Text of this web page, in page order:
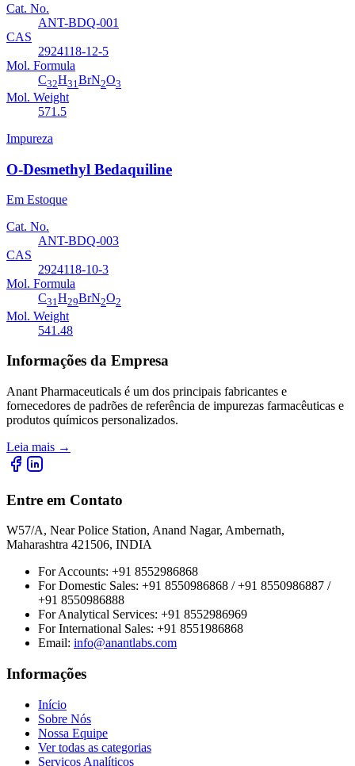
Cat. No.
ANT-BDQ-001
CAS
2924118-12-5
Mol. Formula
C32H31 BrN2O3
Mol. Weight
571.5
Impureza
O-Desmethyl Bedaquiline
Em Estoque
Cat. No.
ANT-BDQ-003
CAS
2924118-10-3
Mol. Formula
C31H29BrN2O2
Mol. Weight
541.48
Informações da Empresa
Anant Pharmaceuticals é um dos principais fabricantes e
fornecedores de padrões de referência de impurezas farmacêuticas e
produtos químicos personalizados.
Leia mais →
Entre em Contato
W57/A, Near Police Station, Anand Nagar, Ambernath,
Maharashtra 421506, INDIA
For Accounts: +91 8552986868
For Domestic Sales: +91 8550986868 / +91 8550986887 /
+91 8550986888
For Analytical Services: +91 8552986969
For International Sales: +91 8551986868
Email: info@anantlabs.com
Informações
Início
Sobre Nós
Nossa Equipe
Ver todas as categorias
Serviços Analíticos